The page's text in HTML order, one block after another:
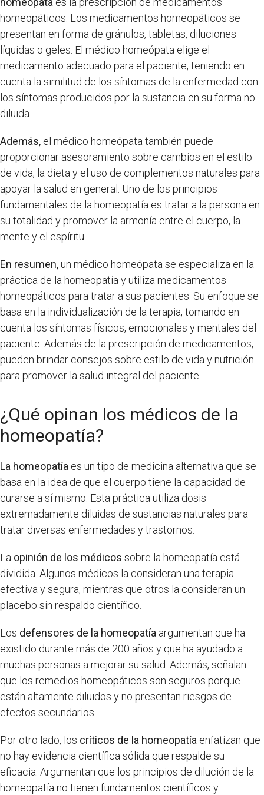
homeopáticos. Los medicamentos homeopáticos se
presentan en forma de gránulos, tabletas, diluciones
líquidas o geles. El médico homeópata elige el
medicamento adecuado para el paciente, teniendo en
cuenta la similitud de los síntomas de la enfermedad con
los síntomas producidos por la sustancia en su forma no
diluida.
Además, el médico homeópata también puede
proporcionar asesoramiento sobre cambios en el estilo
de vida, la dieta y el uso de complementos naturales para
apoyar la salud en general. Uno de los principios
fundamentales de la homeopatía es tratar a la persona en
su totalidad y promover la armonía entre el cuerpo, la
mente y el espíritu.
En resumen,un médico homeópata se especializa en la
práctica de la homeopatía y utiliza medicamentos
homeopáticos para tratar a sus pacientes. Su enfoque se
basa en la individualización de la terapia, tomando en
cuenta los síntomas físicos, emocionales y mentales del
paciente. Además de la prescripción de medicamentos,
pueden brindar consejos sobre estilo de vida y nutrición
para promover la salud integral del paciente.
¿Qué opinan los médicos de la
homeopatía?
La homeopatía es un tipo de medicina alternativa que se
basa en la idea de que el cuerpo tiene la capacidad de
curarse a sí mismo. Esta práctica utiliza dosis
extremadamente diluidas de sustancias naturales para
tratar diversas enfermedades y trastornos.
La opinión de los médicos sobre la homeopatía está
dividida. Algunos médicos la consideran una terapia
efectiva y segura, mientras que otros la consideran un
placebo sin respaldo científico.
Los defensores de la homeopatía argumentan que ha
existido durante más de 200 años y que ha ayudado a
muchas personas a mejorar su salud. Además, señalan
que los remedios homeopáticos son seguros porque
están altamente diluidos y no presentan riesgos de
efectos secundarios.
Por otro lado, los críticos de la homeopatía enfatizan que
no hay evidencia científica sólida que respalde su
eficacia. Argumentan que los principios de dilución de la
homeopatía no tienen fundamentos científicos y